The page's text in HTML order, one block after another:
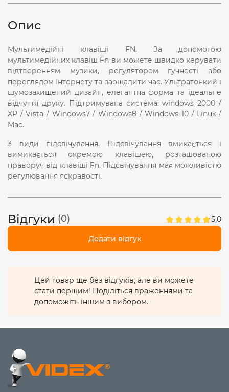
Опис
Мультимедійні клавіші FN. За допомогою
мультимедійних клавіш Fn ви можете швидко керувати
відтворенням музики, регулятором гучності або
переглядом Інтернету та заощадити час. Ультратонкий і
шумозахищений дизайн, елегантна форма та ідеальне
відчуття друку. Підтримувана система: windows 2000 /
XP / Vista / Windows7 / Windows8 / Windows 10 / Linux /
Mac.
3 види підсвічування. Підсвічування вмикається і
вимикається окремою клавішею, розташованою
праворуч від клавіші Fn. Підсвічування має можливістю
регулювання яскравості.
Відгуки (0) 5,0
Додати відгук
Цей товар ще без відгуків, але ви можете
стати першим! Поділіться враженнями та
допоможіть іншим з вибором.